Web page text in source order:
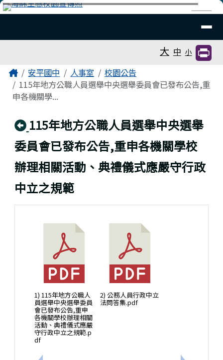
跳至主內容區
臺南市安平國中全球資訊網
大 中 小
主內容區域
Home安平國中 人事室
校園公告
115年地方公職人員選舉中央選舉委員會已發布公告,重
申各機關學...
回上頁
115年地方公職人員選舉中央選舉
委員會已發布公告,重申各機關學校
辦理相關活動、典禮儀式應嚴守行政
中立之規範
1) 115年地方公職人
員選舉中央選舉委員
會已發布公告,重申
各機關學校辦理相關
活動、典禮儀式應嚴
守行政中立之規範.p
df
2) 公務人員行政中立
法問答集.pdf
頁尾區域